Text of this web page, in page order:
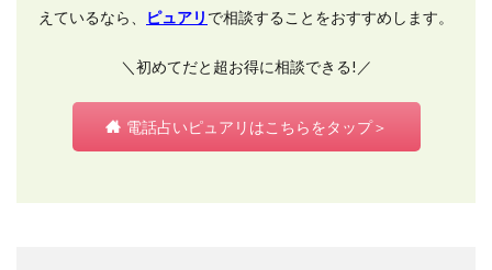
えているなら、
ピュアリ で相談することをおすすめします。
＼初めてだと超お得に相談できる!／
電話占いピュアリはこちらをタップ＞